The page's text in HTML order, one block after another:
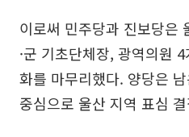
이로써 민주당과 진보당은
·군 기초단체장, 광역의원
화를 마무리했다. 양당은
중심으로 울산 지역 표심